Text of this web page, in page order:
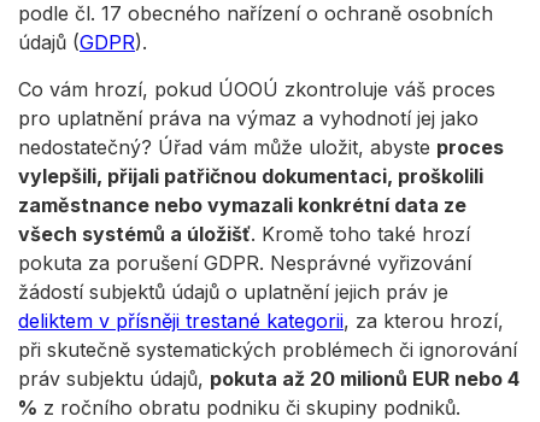
podle čl. 17 obecného nařízení o ochraně osobních
údajů (GDPR).
Co vám hrozí, pokud ÚOOÚ zkontroluje váš proces
pro uplatnění práva na výmaz a vyhodnotí jej jako
nedostatečný? Úřad vám může uložit, abyste proces
vylepšili, přijali patřičnou dokumentaci, proškolili
zaměstnance nebo vymazali konkrétní data ze
všech systémů a úložišť. Kromě toho také hrozí
pokuta za porušení GDPR. Nesprávné vyřizování
žádostí subjektů údajů o uplatnění jejich práv je
deliktem v přísněji trestané kategorii, za kterou hrozí,
při skutečně systematických problémech či ignorování
práv subjektu údajů, pokuta až 20 milionů EUR nebo 4
% z ročního obratu podniku či skupiny podniků.